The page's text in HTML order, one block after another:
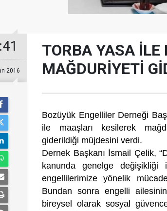
2016
TORBA YASA İLE
MAĞDURİYETİ
Bozüyük Engelliler Derneği
ile maaşları kesilerek
giderildiği müjdesini verdi.
Dernek Başkanı İsmail Çelik,
kanunda genelge değişikliği
engellilerimize yönelik
Bundan sonra engelli
bireysel olarak sosyal